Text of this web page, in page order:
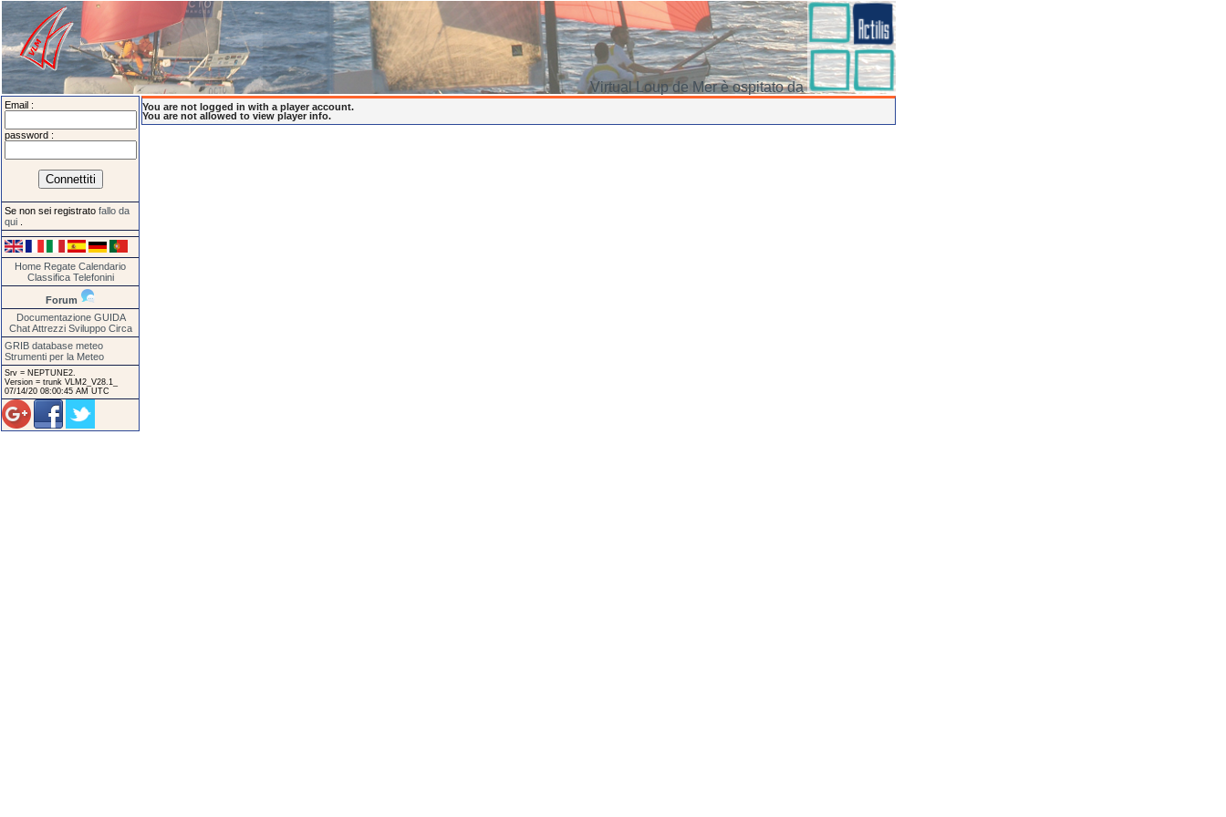
Virtual Loup de Mer è ospitato da
Email :
password :
Se non sei registrato fallo da
qui
Home Regate Calendario
Classifica Telefonini
Forum
Documentazione GUIDA
Chat Attrezzi Sviluppo Circa
GRIB database meteo
Strumenti per la Meteo
Srv = NEPTUNE2.
Version = trunk VLM2_V28.1_
07/14/20 08:00:45 AM UTC
You are not logged in with a player account.
You are not allowed to view player info.